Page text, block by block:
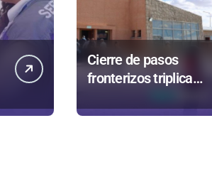
Cierre de pasos
fronterizos triplica
importar carnes por